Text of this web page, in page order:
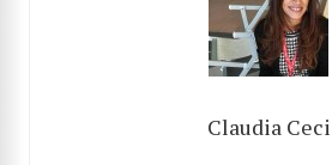
Claudia Ceci